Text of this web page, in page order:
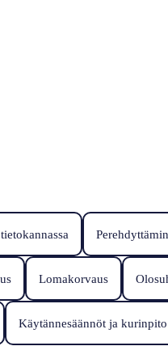
Lomakorvaus
Käytännesäännöt ja kurinpito